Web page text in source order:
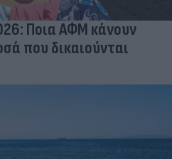
Ποια ΑΦΜ κάνουν
που δικαιούνται